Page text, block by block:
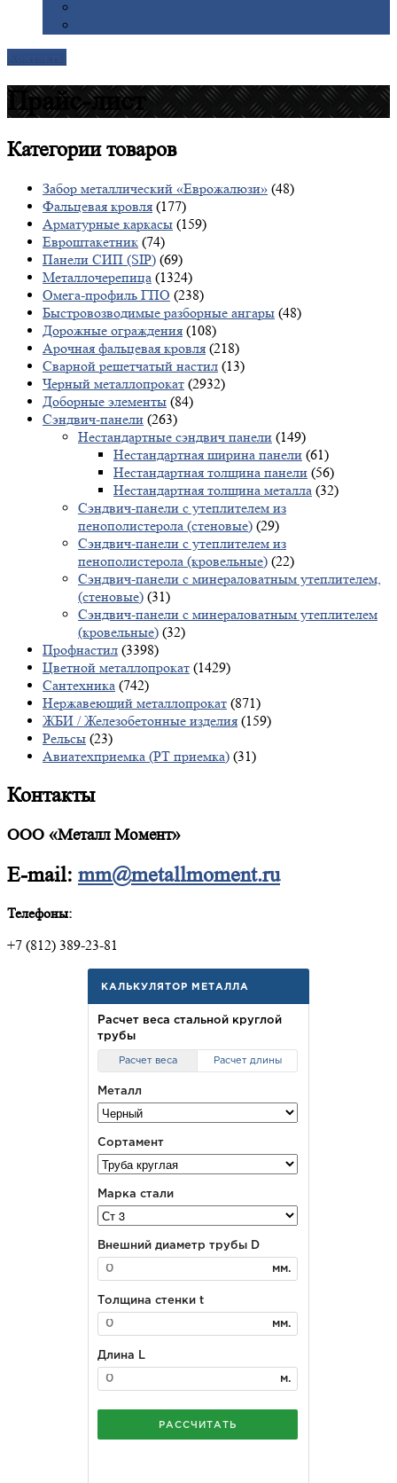
Прайс-лист
Категориитоваров
Забор металлический «Еврожалюзи» (48)
Фальцевая кровля (177)
Арматурные каркасы (159)
Евроштакетник (74)
Панели СИП (SIP) (69)
Металлочерепица (1324)
Омега-профиль ГПО (238)
Быстровозводимые разборные ангары (48)
Дорожные ограждения (108)
Арочная фальцевая кровля (218)
Сварной решетчатый настил (13)
Черный металлопрокат (2932)
Доборные элементы (84)
Сэндвич-панели (263)
Нестандартные сэндвич панели (149)
Нестандартная ширина панели (61)
Нестандартная толщина панели (56)
Нестандартная толщина металла (32)
Сэндвич-панели с утеплителем из
пенополистерола (стеновые) (29)
Сэндвич-панели с утеплителем из
пенополистерола (кровельные) (22)
Сэндвич-панели с минераловатным утеплителем,
(стеновые) (31)
Сэндвич-панели с минераловатным утеплителем
(кровельные) (32)
Профнастил (3398)
Цветной металлопрокат (1429)
Сантехника (742)
Нержавеющий металлопрокат (871)
ЖБИ / Железобетонные изделия (159)
Рельсы (23)
Авиатехприемка (РТ приемка) (31)
Контакты
ООО «Металл Момент»
E-mail: mm@metallmoment.ru
Телефоны:
+7 (812) 389-23-81